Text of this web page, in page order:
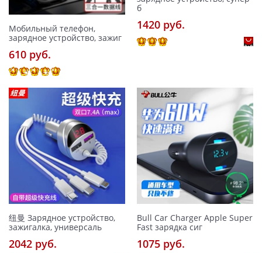
Мобильный телефон,
зарядное устройство, зажиг
610 pуб.
б
1420 pуб.
纽曼 Зарядное устройство,
зажигалка, универсаль
2042 pуб.
Bull Car Charger Apple Super
Fast зарядка сиг
1075 pуб.